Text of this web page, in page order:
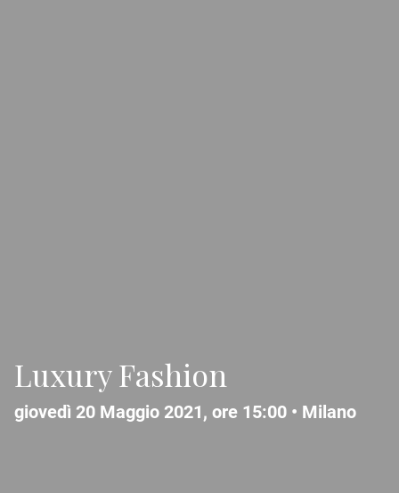
Luxury Fashion
giovedì 20 Maggio 2021, ore 15:00 • Milano